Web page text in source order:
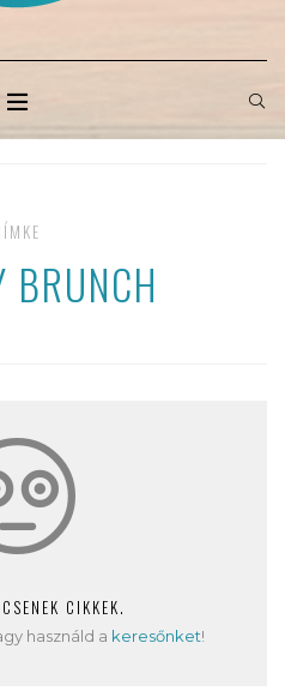
BRUNCH
CIKKEK.
használd a keresőnket!